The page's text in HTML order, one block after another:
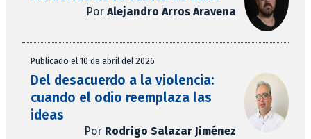
Por Alejandro Arros Aravena
Publicado el 10 de abril del 2026
Del desacuerdo a la violencia:
cuando el odio reemplaza las
ideas
Por Rodrigo Salazar Jiménez